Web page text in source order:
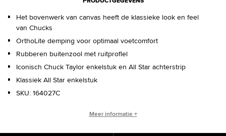
Het bovenwerk van canvas heeft de klassieke look en feel
van Chucks
OrthoLite demping voor optimaal voetcomfort
Rubberen buitenzool met ruitprofiel
Iconisch Chuck Taylor enkelstuk en All Star achterstrip
Klassiek All Star enkelstuk
SKU: 164027C
WIE IS CHUCK TAYLOR?
Meer informatie +